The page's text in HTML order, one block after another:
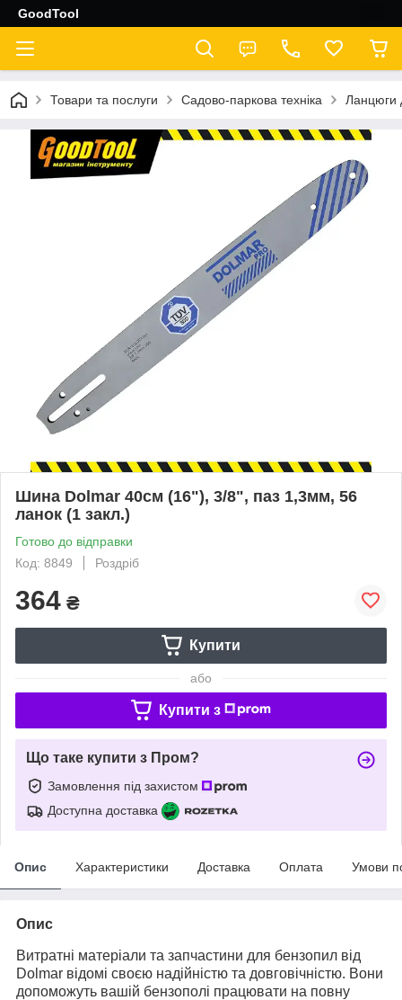
GoodTool
Товари та послуги Садово-паркова техніка Ланцюги
Шина Dolmar 40см (16"), 3/8", паз 1,3мм, 56
ланок (1 закл.)
Готово до відправки
Код: 8849
Роздріб
364 ₴
Купити
або
Купити з
Що таке купити з Пром?
Замовлення під захистом
Доступна доставка
Опис Характеристики Доставка Оплата Умови
Опис
Витратні матеріали та запчастини для бензопил від
Dolmar відомі своєю надійністю та довговічністю. Вони
допоможуть вашій бензополі працювати на повну